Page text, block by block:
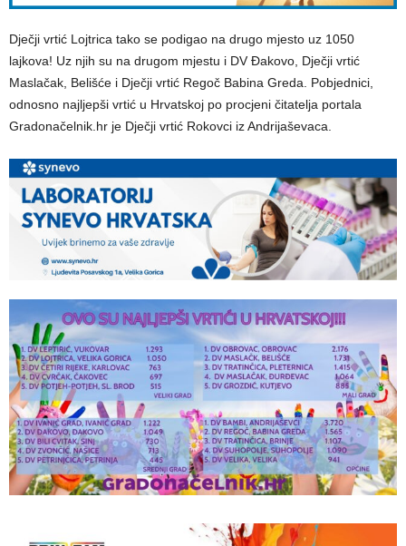
Dječji vrtić Lojtrica tako se podigao na drugo mjesto uz 1050
lajkova! Uz njih su na drugom mjestu i DV Đakovo, Dječji vrtić
Maslačak, Belišće i Dječji vrtić Regoč Babina Greda. Pobjednici,
odnosno najljepši vrtić u Hrvatskoj po procjeni čitatelja portala
Gradonačelnik.hr je Dječji vrtić Rokovci iz Andrijaševaca.